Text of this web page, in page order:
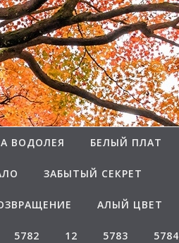
ВОДОЛЕЯ БЕЛЫЙ ПЛАТ
ЗАБЫТЫЙ СЕКРЕТ
АЛЫЙ ЦВЕТ
5782 12 5783 5784